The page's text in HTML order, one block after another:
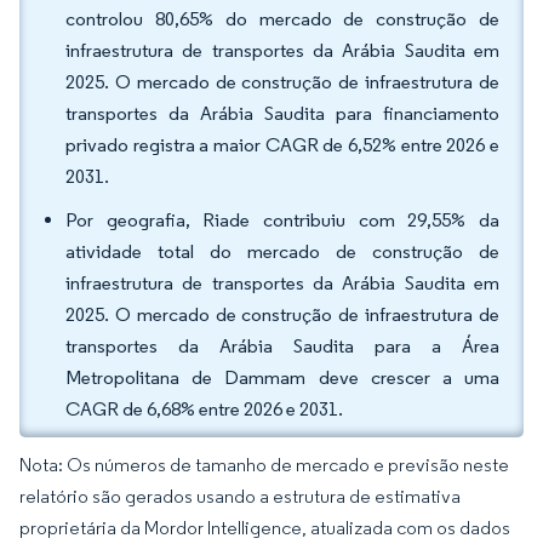
controlou 80,65% do mercado de construção de
infraestrutura de transportes da Arábia Saudita em
2025. O mercado de construção de infraestrutura de
transportes da Arábia Saudita para financiamento
privado registra a maior CAGR de 6,52% entre 2026 e
2031.
Por geografia, Riade contribuiu com 29,55% da
atividade total do mercado de construção de
infraestrutura de transportes da Arábia Saudita em
2025. O mercado de construção de infraestrutura de
transportes da Arábia Saudita para a Área
Metropolitana de Dammam deve crescer a uma
CAGR de 6,68% entre 2026 e 2031.
Nota: Os números de tamanho de mercado e previsão neste
relatório são gerados usando a estrutura de estimativa
proprietária da Mordor Intelligence, atualizada com os dados